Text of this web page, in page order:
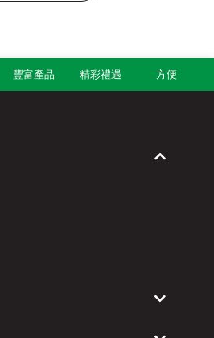
豐富產品 精彩禮遇 方便